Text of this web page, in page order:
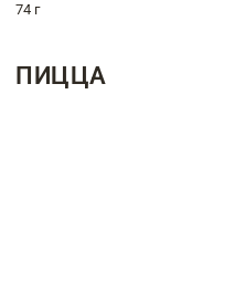
74 г
ПИЦЦА